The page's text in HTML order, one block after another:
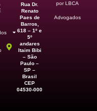
Rua Dr.
Renato
Paes de
Barros,
618 – 1º e
5º
andares
Itaim Bibi
– São
Paulo –
SP –
Brasil
CEP
04530-000
por LBCA
Advogados